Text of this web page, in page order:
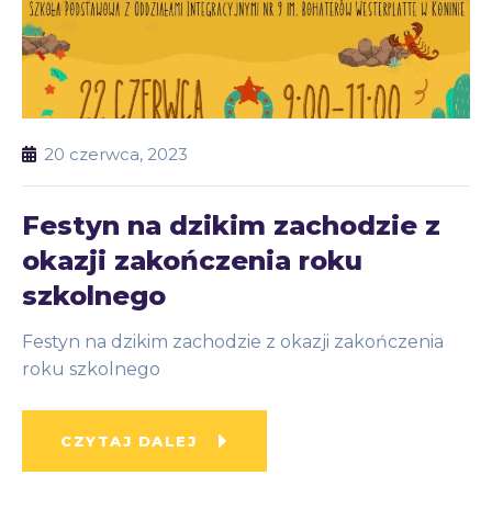
20 czerwca, 2023
Festyn na dzikim zachodzie z
okazji zakończenia roku
szkolnego
Festyn na dzikim zachodzie z okazji zakończenia
roku szkolnego
CZYTAJ DALEJ